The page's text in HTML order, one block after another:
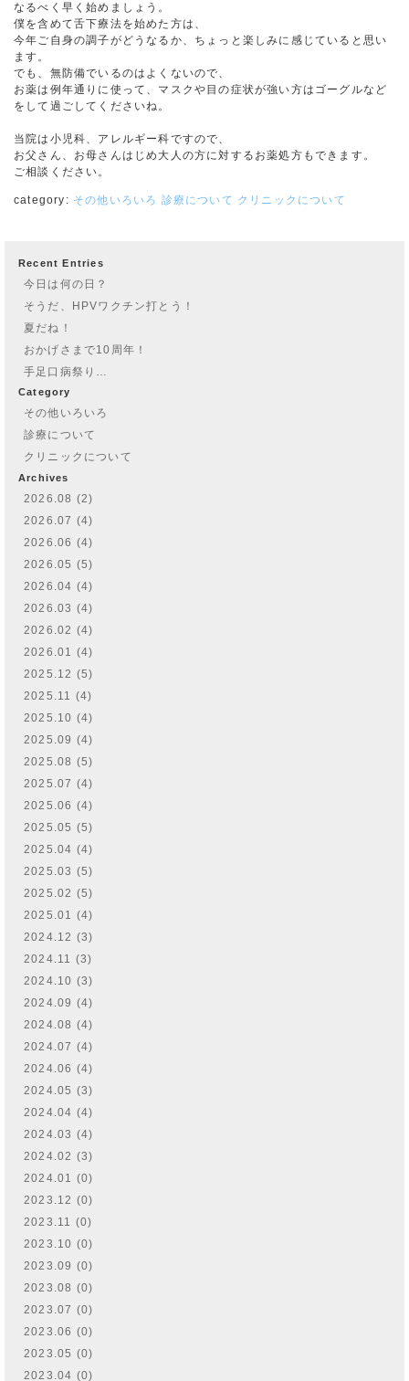
なるべく早く始めましょう。
僕を含めて舌下療法を始めた方は、
今年ご自身の調子がどうなるか、ちょっと楽しみに感じていると思い
ます。
でも、無防備でいるのはよくないので、
お薬は例年通りに使って、マスクや目の症状が強い方はゴーグルなど
をして過ごしてくださいね。
当院は小児科、アレルギー科ですので、
お父さん、お母さんはじめ大人の方に対するお薬処方もできます。
ご相談ください。
category: その他いろいろ 診療について クリニックについて
Recent Entries
今日は何の日？
そうだ、HPVワクチン打とう！
夏だね！
おかげさまで10周年！
手足口病祭り…
Category
その他いろいろ
診療について
クリニックについて
Archives
2026.08 (2)
2026.07 (4)
2026.06 (4)
2026.05 (5)
2026.04 (4)
2026.03 (4)
2026.02 (4)
2026.01 (4)
2025.12 (5)
2025.11 (4)
2025.10 (4)
2025.09 (4)
2025.08 (5)
2025.07 (4)
2025.06 (4)
2025.05 (5)
2025.04 (4)
2025.03 (5)
2025.02 (5)
2025.01 (4)
2024.12 (3)
2024.11 (3)
2024.10 (3)
2024.09 (4)
2024.08 (4)
2024.07 (4)
2024.06 (4)
2024.05 (3)
2024.04 (4)
2024.03 (4)
2024.02 (3)
2024.01 (0)
2023.12 (0)
2023.11 (0)
2023.10 (0)
2023.09 (0)
2023.08 (0)
2023.07 (0)
2023.06 (0)
2023.05 (0)
2023.04 (0)